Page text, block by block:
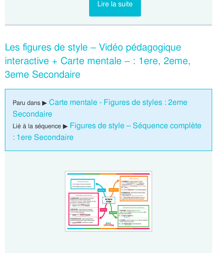
Lire la suite
Les figures de style – Vidéo pédagogique
interactive + Carte mentale – : 1ere, 2eme,
3eme Secondaire
Paru dans ▶ Carte mentale - Figures de styles : 2eme
Secondaire
Lié à la séquence ▶ Figures de style – Séquence complète
: 1ere Secondaire